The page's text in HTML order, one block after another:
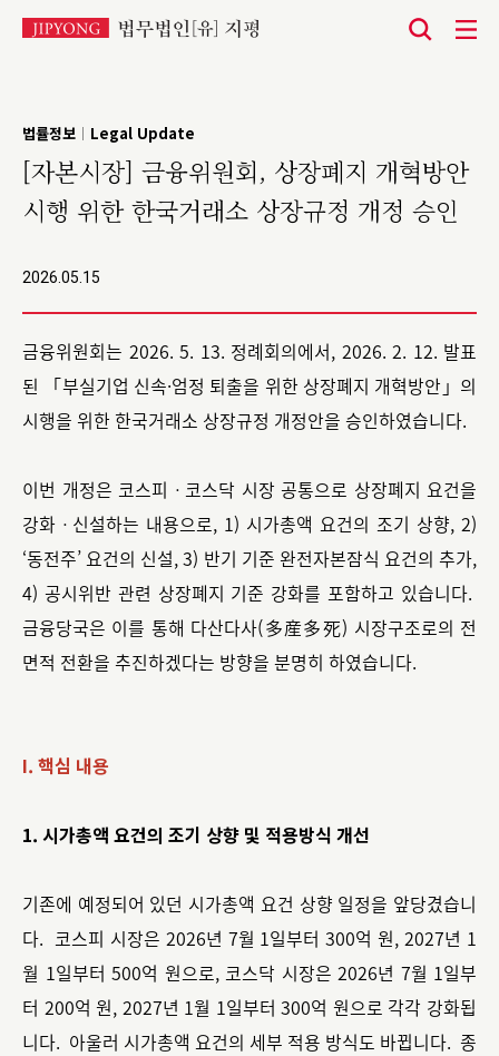
법률정보 | Legal Update
[자본시장] 금융위원회, 상장폐지 개혁방안
시행 위한 한국거래소 상장규정 개정 승인
2026.05.15
금융위원회는 2026. 5. 13. 정례회의에서, 2026. 2. 12. 발표
된 「부실기업 신속·엄정 퇴출을 위한 상장폐지 개혁방안」의
시행을 위한 한국거래소 상장규정 개정안을 승인하였습니다.
이번 개정은 코스피ㆍ코스닥 시장 공통으로 상장폐지 요건을
강화ㆍ신설하는 내용으로, 1) 시가총액 요건의 조기 상향, 2)
‘동전주’ 요건의 신설, 3) 반기 기준 완전자본잠식 요건의 추가,
4) 공시위반 관련 상장폐지 기준 강화를 포함하고 있습니다.
금융당국은 이를 통해 다산다사(多産多死) 시장구조로의 전
면적 전환을 추진하겠다는 방향을 분명히 하였습니다.
I. 핵심 내용
1. 시가총액 요건의 조기 상향 및 적용방식 개선
기존에 예정되어 있던 시가총액 요건 상향 일정을 앞당겼습니
다. 코스피 시장은 2026년 7월 1일부터 300억 원, 2027년 1
월 1일부터 500억 원으로, 코스닥 시장은 2026년 7월 1일부
터 200억 원, 2027년 1월 1일부터 300억 원으로 각각 강화됩
니다. 아울러 시가총액 요건의 세부 적용 방식도 바뀝니다. 종